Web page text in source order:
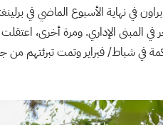
في نهاية الأسبوع الماضي في
المبنى الإداري. ومرة أخرى،
في شباط/ فبراير وتمت تبرئتهم